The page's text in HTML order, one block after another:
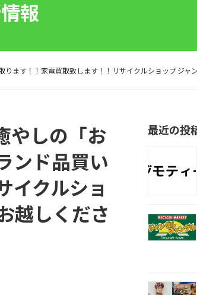
報
ます！！家電買取致します！！リサイクルショップ ジャ
やしの「お
ンド品買い
イクルショ
越しくださ
最近の投